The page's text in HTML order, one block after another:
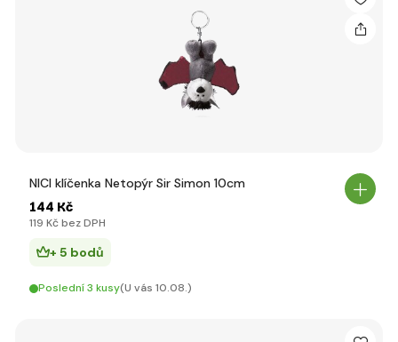
NICI klíčenka Netopýr Sir Simon 10cm
144 Kč
119 Kč bez DPH
+ 5 bodů
Poslední 3 kusy(U vás 10.08.)